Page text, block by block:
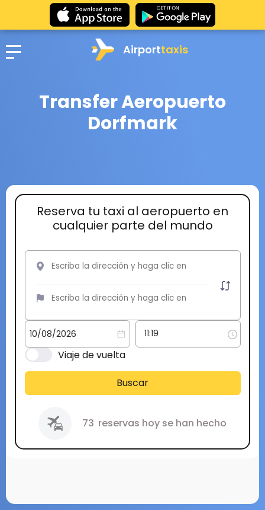
Airporttaxis
Transfer Aeropuerto
Dorfmark
Reserva tu taxi al aeropuerto en
cualquier parte del mundo
Viaje de vuelta
Buscar
73 reservas hoy se han hecho